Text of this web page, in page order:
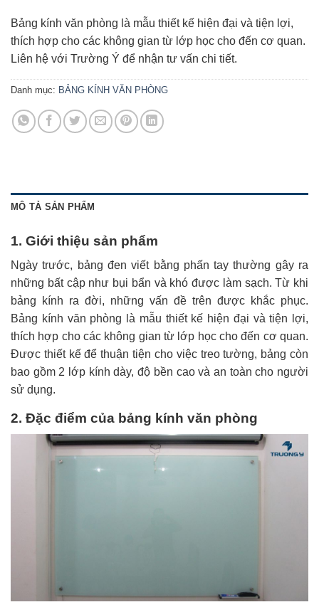
Bảng kính văn phòng là mẫu thiết kế hiện đại và tiện lợi,
thích hợp cho các không gian từ lớp học cho đến cơ quan.
Liên hệ với Trường Ý để nhận tư vấn chi tiết.
Danh mục: BẢNG KÍNH VĂN PHÒNG
MÔ TẢ SẢN PHẨM
1. Giới thiệu sản phẩm
Ngày trước, bảng đen viết bằng phấn tay thường gây ra
những bất cập như bụi bẩn và khó được làm sạch. Từ khi
bảng kính ra đời, những vấn đề trên được khắc phục.
Bảng kính văn phòng là mẫu thiết kế hiện đại và tiện lợi,
thích hợp cho các không gian từ lớp học cho đến cơ quan.
Được thiết kế để thuận tiện cho việc treo tường, bảng còn
bao gồm 2 lớp kính dày, độ bền cao và an toàn cho người
sử dụng.
2. Đặc điểm của bảng kính văn phòng